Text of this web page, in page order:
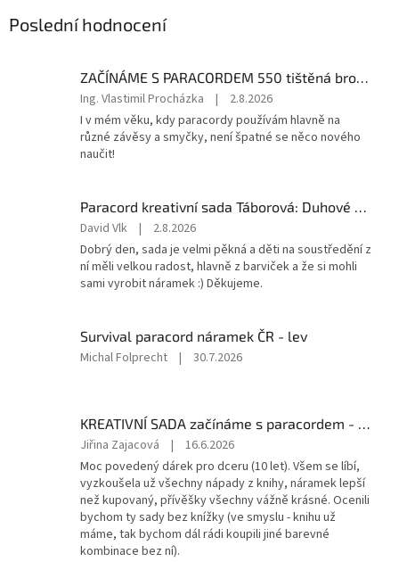
Poslední hodnocení
ZAČÍNÁME S PARACORDEM 550 tištěná brožura s návody
Hodnocení
produktu
je
5
hvězdiček.
Ing. Vlastimil Procházka |
2.8.2026
I v mém věku, kdy paracordy používám hlavně na
různé závěsy a smyčky, není špatné se něco nového
naučit!
Paracord kreativní sada Táborová: Duhové dobrodružství
Hodnocení
produktu
je
5
hvězdiček.
David Vlk |
2.8.2026
Dobrý den, sada je velmi pěkná a děti na soustředění z
ní měli velkou radost, hlavně z barviček a že si mohli
sami vyrobit náramek :) Děkujeme.
Survival paracord náramek ČR - lev
Hodnocení
z
5
hvězdiček.
Michal Folprecht | 30.7.2026
KREATIVNÍ SADA začínáme s paracordem - MODRÁ
Hodnocení
produktu
je
5
z
5
hvězdiček.
Jiřina Zajacová |
16.6.2026
Moc povedený dárek pro dceru (10 let). Všem se líbí,
vyzkoušela už všechny nápady z knihy, náramek lepší
než kupovaný, přívěšky všechny vážně krásné. Ocenili
bychom ty sady bez knížky (ve smyslu - knihu už
máme, tak bychom dál rádi koupili jiné barevné
kombinace bez ní).